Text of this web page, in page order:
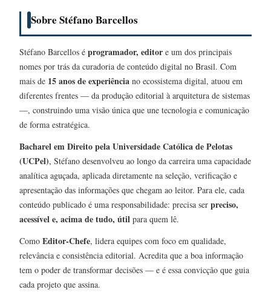
Sobre Stéfano Barcellos
Stéfano Barcellos é programador, editor e um dos principais
nomes por trás da curadoria de conteúdo digital no Brasil. Com
mais de 15 anos de experiência no ecossistema digital, atuou em
diferentes frentes — da produção editorial à arquitetura de sistemas
—, construindo uma visão única que une tecnologia e comunicação
de forma estratégica.
Bacharel em Direito pela Universidade Católica de Pelotas
(UCPel), Stéfano desenvolveu ao longo da carreira uma capacidade
analítica aguçada, aplicada diretamente na seleção, verificação e
apresentação das informações que chegam ao leitor. Para ele, cada
conteúdo publicado é uma responsabilidade: precisa ser preciso,
acessível e, acima de tudo, útil para quem lê.
Como Editor-Chefe, lidera equipes com foco em qualidade,
relevância e consistência editorial. Acredita que a boa informação
tem o poder de transformar decisões — e é essa convicção que guia
cada projeto que assina.